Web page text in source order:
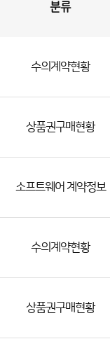
분류
수의계약현황
상품권구매현황
소프트웨어 계약정보
수의계약현황
상품권구매현황